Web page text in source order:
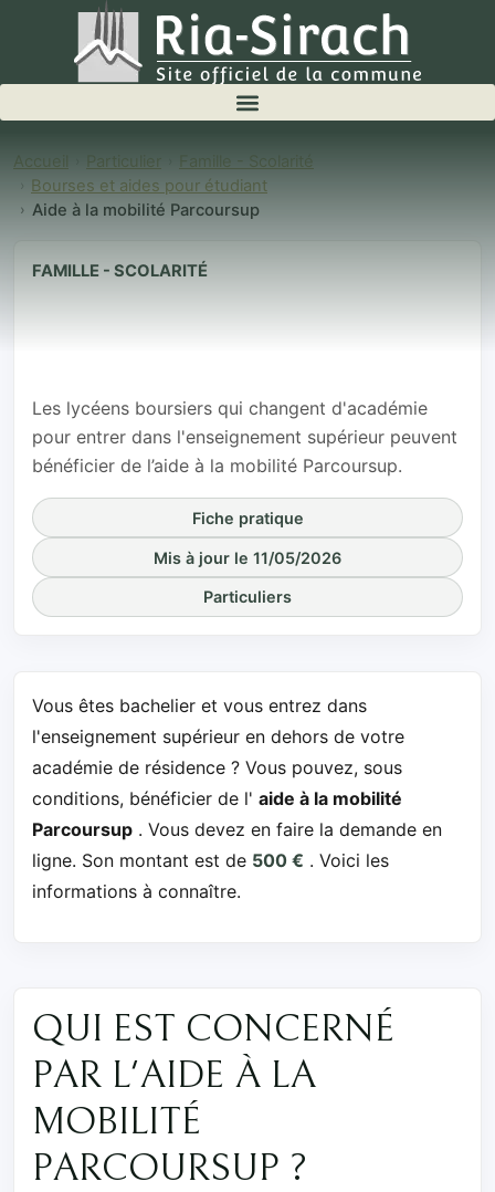
Accueil Particulier
Famille - Scolarité
Bourses et aides pour étudiant
Aide à la mobilité Parcoursup
FAMILLE - SCOLARITÉ
Aide à la
mobilité
Les lycéens boursiers qui changent d'académie
pour entrer dans l'enseignement supérieur peuvent
bénéficier de l’aide à la mobilité Parcoursup.
Fiche pratique
Mis à jour le 11/05/2026
Particuliers
Vous êtes bachelier et vous entrez dans
l'enseignement supérieur en dehors de votre
académie de résidence ? Vous pouvez, sous
conditions, bénéficier de l' aide à la mobilité
Parcoursup . Vous devez en faire la demande en
ligne. Son montant est de 500 € . Voici les
informations à connaître.
QUI EST CONCERNÉ
PAR L'AIDE À LA
MOBILITÉ
PARCOURSUP ?